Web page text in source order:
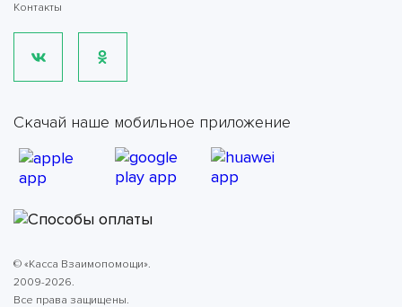
Контакты
Скачай наше мобильное приложение
© «Касса Взаимопомощи».
2009-2026.
Все права защищены.